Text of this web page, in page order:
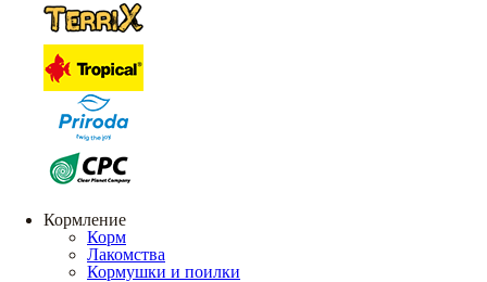
Кормление
Корм
Лакомства
Кормушки и поилки